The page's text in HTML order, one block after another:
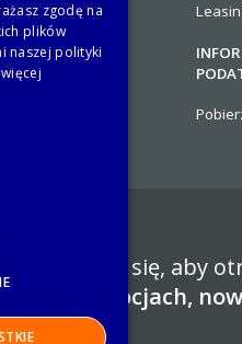
Zapisz się, aby
promocjach,
zgodę na
plików
naszej polityki